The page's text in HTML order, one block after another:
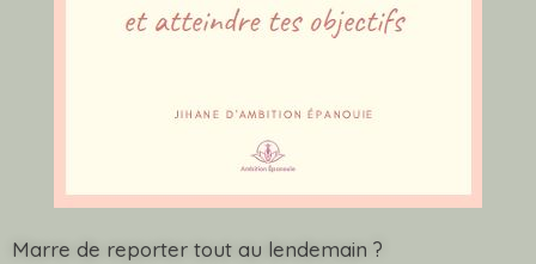
Marre de reporter tout au lendemain ?